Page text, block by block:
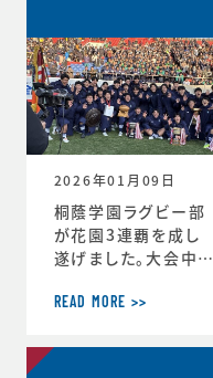
2026年01月09日
桐蔭学園ラグビー部
が花園3連覇を成し
遂げました。大会中の
＜12月30日 2回戦
G＞ 振り返りミーテ
READ MORE >>